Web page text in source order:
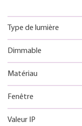
Type de lumière
Dimmable
Matériau
Fenêtre
Valeur IP